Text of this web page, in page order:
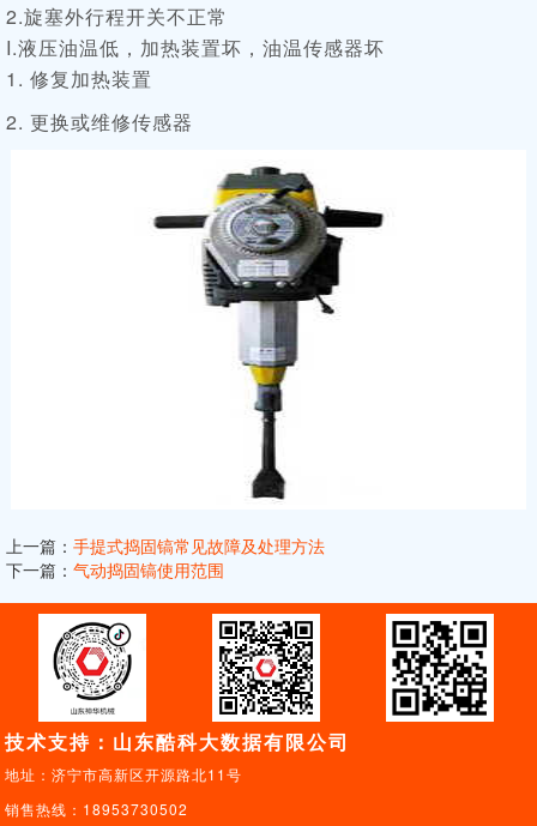
2.旋塞外行程开关不正常
I.液压油温低，加热装置坏，油温传感器坏
1. 修复加热装置
2. 更换或维修传感器
上一篇： 手提式捣固镐常见故障及处理方法
下一篇： 气动捣固镐使用范围
技术支持：山东酷科大数据有限公司
地址：济宁市高新区开源路北11号
销售热线：18953730502